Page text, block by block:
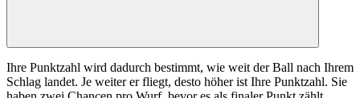
Ihre Punktzahl wird dadurch bestimmt, wie weit der Ball nach Ihrem
Schlag landet. Je weiter er fliegt, desto höher ist Ihre Punktzahl. Sie